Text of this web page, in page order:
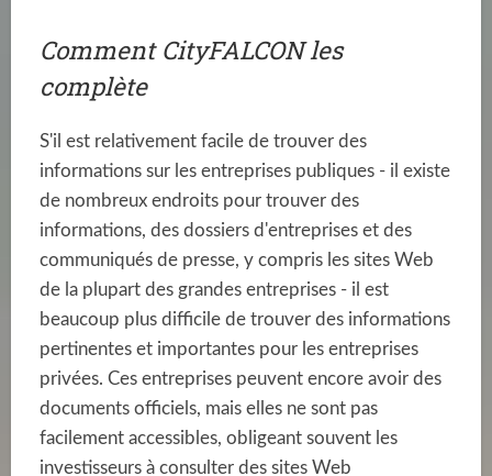
Comment CityFALCON les
complète
S'il est relativement facile de trouver des
informations sur les entreprises publiques - il existe
de nombreux endroits pour trouver des
informations, des dossiers d'entreprises et des
communiqués de presse, y compris les sites Web
de la plupart des grandes entreprises - il est
beaucoup plus difficile de trouver des informations
pertinentes et importantes pour les entreprises
privées. Ces entreprises peuvent encore avoir des
documents officiels, mais elles ne sont pas
facilement accessibles, obligeant souvent les
investisseurs à consulter des sites Web